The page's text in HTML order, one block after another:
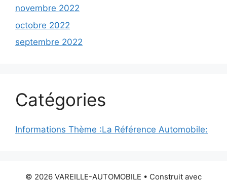
novembre 2022
octobre 2022
septembre 2022
Catégories
Informations Thème :La Référence Automobile:
© 2026 VAREILLE-AUTOMOBILE • Construit avec